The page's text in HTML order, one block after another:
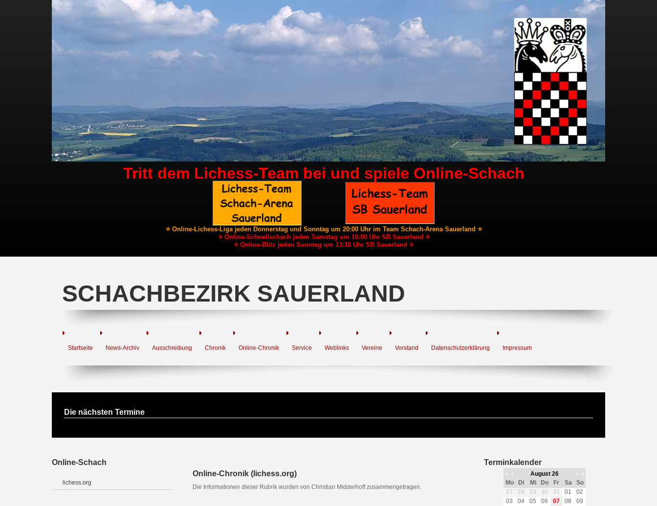
Tritt dem Lichess-Team bei und spiele Online-Schach
⭐ Online-Lichess-Liga jeden Donnerstag und Sonntag um 20:00 Uhr im Team Schach-Arena Sauerland ⭐
⭐ Online-Schnellschach jeden Samstag um 16:00 Uhr SB Sauerland ⭐
⭐ Online-Blitz jeden Sonntag um 13:30 Uhr SB Sauerland ⭐
SCHACHBEZIRK SAUERLAND
Startseite News-Archiv Ausschreibung Chronik Online-Chronik Service Weblinks Vereine Vorstand Datenschutzerklärung Impressum
Die nächsten Termine
Online-Schach
lichess.org
Online-Chronik (lichess.org)
Die Informationen dieser Rubrik wurden von Christian Midderhoff zusammengetragen.
Terminkalender
« ‹ August 26 ›
»
Mo
Di Mi Do Fr Sa
So
27
28 29 30 31 01
02
03
04 05 06 07 08
09